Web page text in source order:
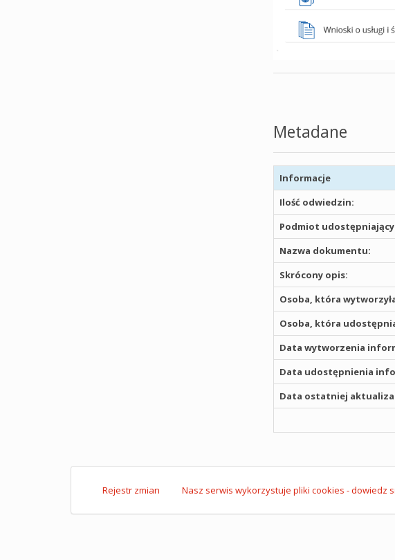
Metadane
Informacje
Ilość odwiedzin:
Podmiot
Nazwa dokumentu:
Skrócony opis:
Osoba, która
Osoba, która
Data wytworzenia
Data udostępnienia
Data ostatniej
Rejestr zmian Nasz serwis wykorzystuje pliki cookies - dowiedz